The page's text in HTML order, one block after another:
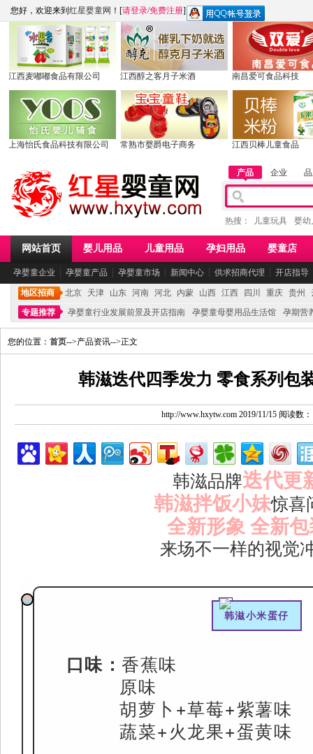
您好，欢迎来到 红星婴童网 ！[请登录/免费注册]
江西麦嘟嘟食品有限公司 江西醇之客月子米酒 南昌爱可食品科技
上海怡氏食品科技有限公司 常熟市婴爵电子商务 江西贝棒儿童食品
产品 企业
热搜： 儿童玩具 婴幼
网站首页 婴儿用品 儿童用品 孕妇用品 婴童店
孕婴童企业 ┆ 孕婴童产品 ┆ 孕婴童市场 ┆ 新闻中心 ┆ 供求招商代理 ┆ 开店指导
地区招商 北京 天津 山东 河南 河北 内蒙 山西 江西 四川 重庆 贵州
专题推荐
孕婴童行业发展前景及开店指南 孕婴童母婴用品生活馆 孕期营
您的位置： 首页-->产品资讯-->正文
韩滋迭代四季发力 零食系列包
http://www.hxytw.com 2019/11/15 阅读数
韩滋品牌迭代更
韩滋拌饭小妹惊喜
全新形象 全新
来场不一样的视觉
韩滋小米蛋仔
口味：香蕉味
原味
胡萝卜+草莓+紫薯味
蔬菜+火龙果+蛋黄味